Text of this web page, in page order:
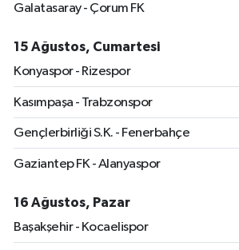
Galatasaray - Çorum FK
15 Ağustos, Cumartesi
Konyaspor - Rizespor
Kasımpaşa - Trabzonspor
Gençlerbirliği S.K. - Fenerbahçe
Gaziantep FK - Alanyaspor
16 Ağustos, Pazar
Başakşehir - Kocaelispor